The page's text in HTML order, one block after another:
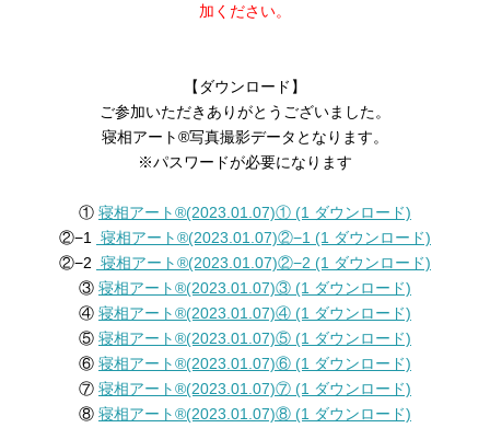
加ください。
【ダウンロード】
ご参加いただきありがとうございました。
寝相アート®︎写真撮影データとなります。
※パスワードが必要になります
① 寝相アート®︎(2023.01.07)① (1 ダウンロード)
②−1
寝相アート®︎(2023.01.07)②−1 (1 ダウンロード)
②−2 寝相アート®︎(2023.01.07)②−2 (1 ダウンロード)
③ 寝相アート®︎(2023.01.07)③ (1 ダウンロード)
④ 寝相アート®︎(2023.01.07)④ (1 ダウンロード)
⑤ 寝相アート®︎(2023.01.07)⑤ (1 ダウンロード)
⑥ 寝相アート®︎(2023.01.07)⑥ (1 ダウンロード)
⑦ 寝相アート®︎(2023.01.07)⑦ (1 ダウンロード)
⑧ 寝相アート®︎(2023.01.07)⑧ (1 ダウンロード)